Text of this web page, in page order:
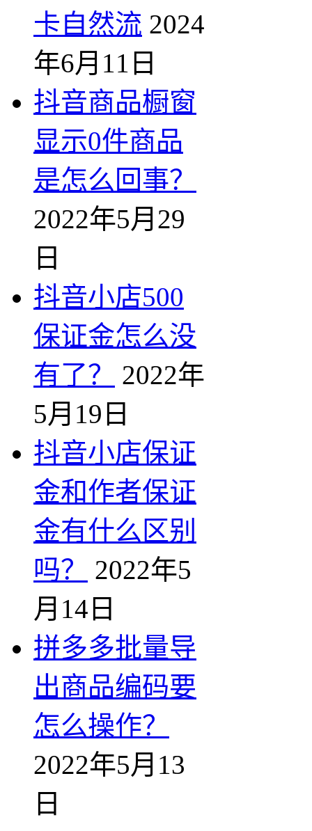
卡自然流 2024
年6月11日
抖音商品橱窗
显示0件商品
是怎么回事？
2022年5月29
日
抖音小店500
保证金怎么没
有了？
2022年
5月19日
抖音小店保证
金和作者保证
金有什么区别
吗？
2022年5
月14日
拼多多批量导
出商品编码要
怎么操作？
2022年5月13
日